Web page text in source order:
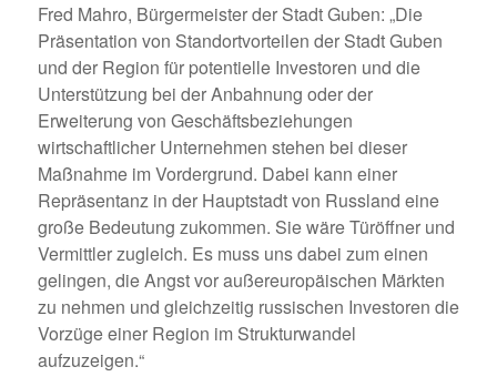
Fred Mahro, Bürgermeister der Stadt Guben: „Die
Präsentation von Standortvorteilen der Stadt Guben
und der Region für potentielle Investoren und die
Unterstützung bei der Anbahnung oder der
Erweiterung von Geschäftsbeziehungen
wirtschaftlicher Unternehmen stehen bei dieser
Maßnahme im Vordergrund. Dabei kann einer
Repräsentanz in der Hauptstadt von Russland eine
große Bedeutung zukommen. Sie wäre Türöffner und
Vermittler zugleich. Es muss uns dabei zum einen
gelingen, die Angst vor außereuropäischen Märkten
zu nehmen und gleichzeitig russischen Investoren die
Vorzüge einer Region im Strukturwandel
aufzuzeigen.“